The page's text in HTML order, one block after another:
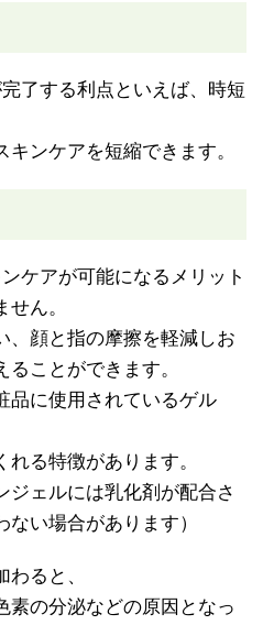
了する利点といえば、時短
ンケアを短縮できます。
ケアが可能になるメリット
ん。
、顔と指の摩擦を軽減しお
ことができます。
品に使用されているゲル
る特徴があります。
ジェルには乳化剤が配合さ
い場合があります）
ると、
素の分泌などの原因となっ